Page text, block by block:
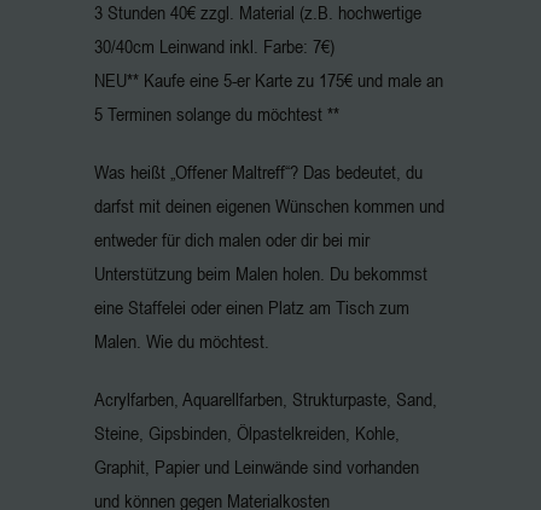
3 Stunden 40€ zzgl. Material (z.B. hochwertige
30/40cm Leinwand inkl. Farbe: 7€)
NEU** Kaufe eine 5-er Karte zu 175€ und male an
5 Terminen solange du möchtest **
Was heißt „Offener Maltreff“? Das bedeutet, du
darfst mit deinen eigenen Wünschen kommen und
entweder für dich malen oder dir bei mir
Unterstützung beim Malen holen. Du bekommst
eine Staffelei oder einen Platz am Tisch zum
Malen. Wie du möchtest.
Acrylfarben, Aquarellfarben, Strukturpaste, Sand,
Steine, Gipsbinden, Ölpastelkreiden, Kohle,
Graphit, Papier und Leinwände sind vorhanden
und können gegen Materialkosten